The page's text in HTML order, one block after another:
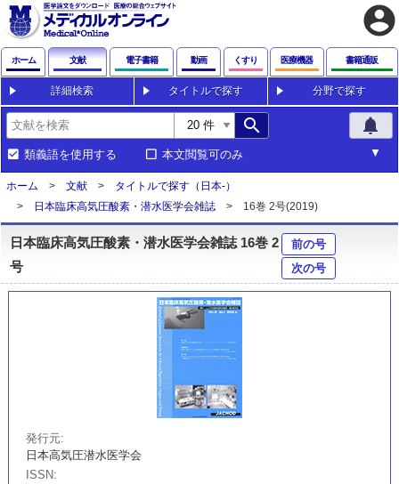
account_circle
ホーム 文献 電子書籍 動画 くすり 医療機器 書籍通販
詳細検索 タイトルで探す 分野で探す
search notifications
類義語を使用する 本文閲覧可のみ
ホーム 文献
タイトルで探す（日本-）
日本臨床高気圧酸素・潜水医学会雑誌
16巻 2号(2019)
日本臨床高気圧酸素・潜水医学会雑誌 16巻 2
号
前の号
次の号
発行元
日本高気圧潜水医学会
ISSN